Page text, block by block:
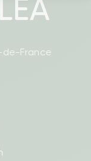
de-France